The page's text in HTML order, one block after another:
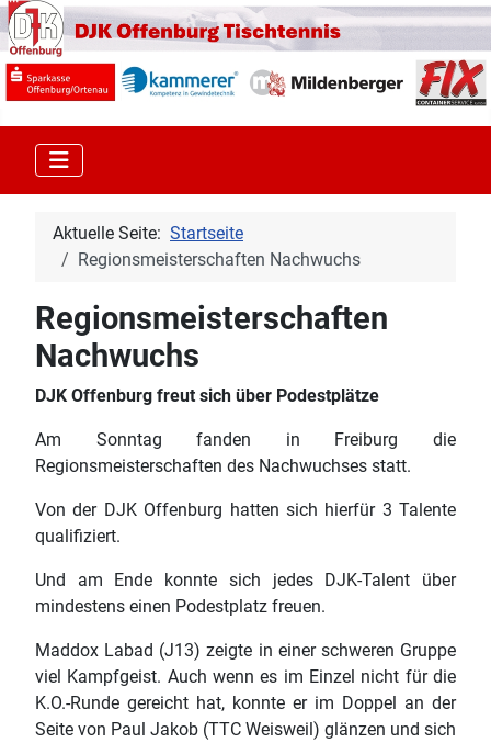
Aktuelle Seite: Startseite
Regionsmeisterschaften Nachwuchs
Regionsmeisterschaften
Nachwuchs
DJK Offenburg freut sich über Podestplätze
Am Sonntag fanden in Freiburg die
Regionsmeisterschaften des Nachwuchses statt.
Von der DJK Offenburg hatten sich hierfür 3 Talente
qualifiziert.
Und am Ende konnte sich jedes DJK-Talent über
mindestens einen Podestplatz freuen.
Maddox Labad (J13) zeigte in einer schweren Gruppe
viel Kampfgeist. Auch wenn es im Einzel nicht für die
K.O.-Runde gereicht hat, konnte er im Doppel an der
Seite von Paul Jakob (TTC Weisweil) glänzen und sich